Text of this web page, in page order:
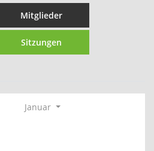
Mitglieder
Sitzungen
Januar